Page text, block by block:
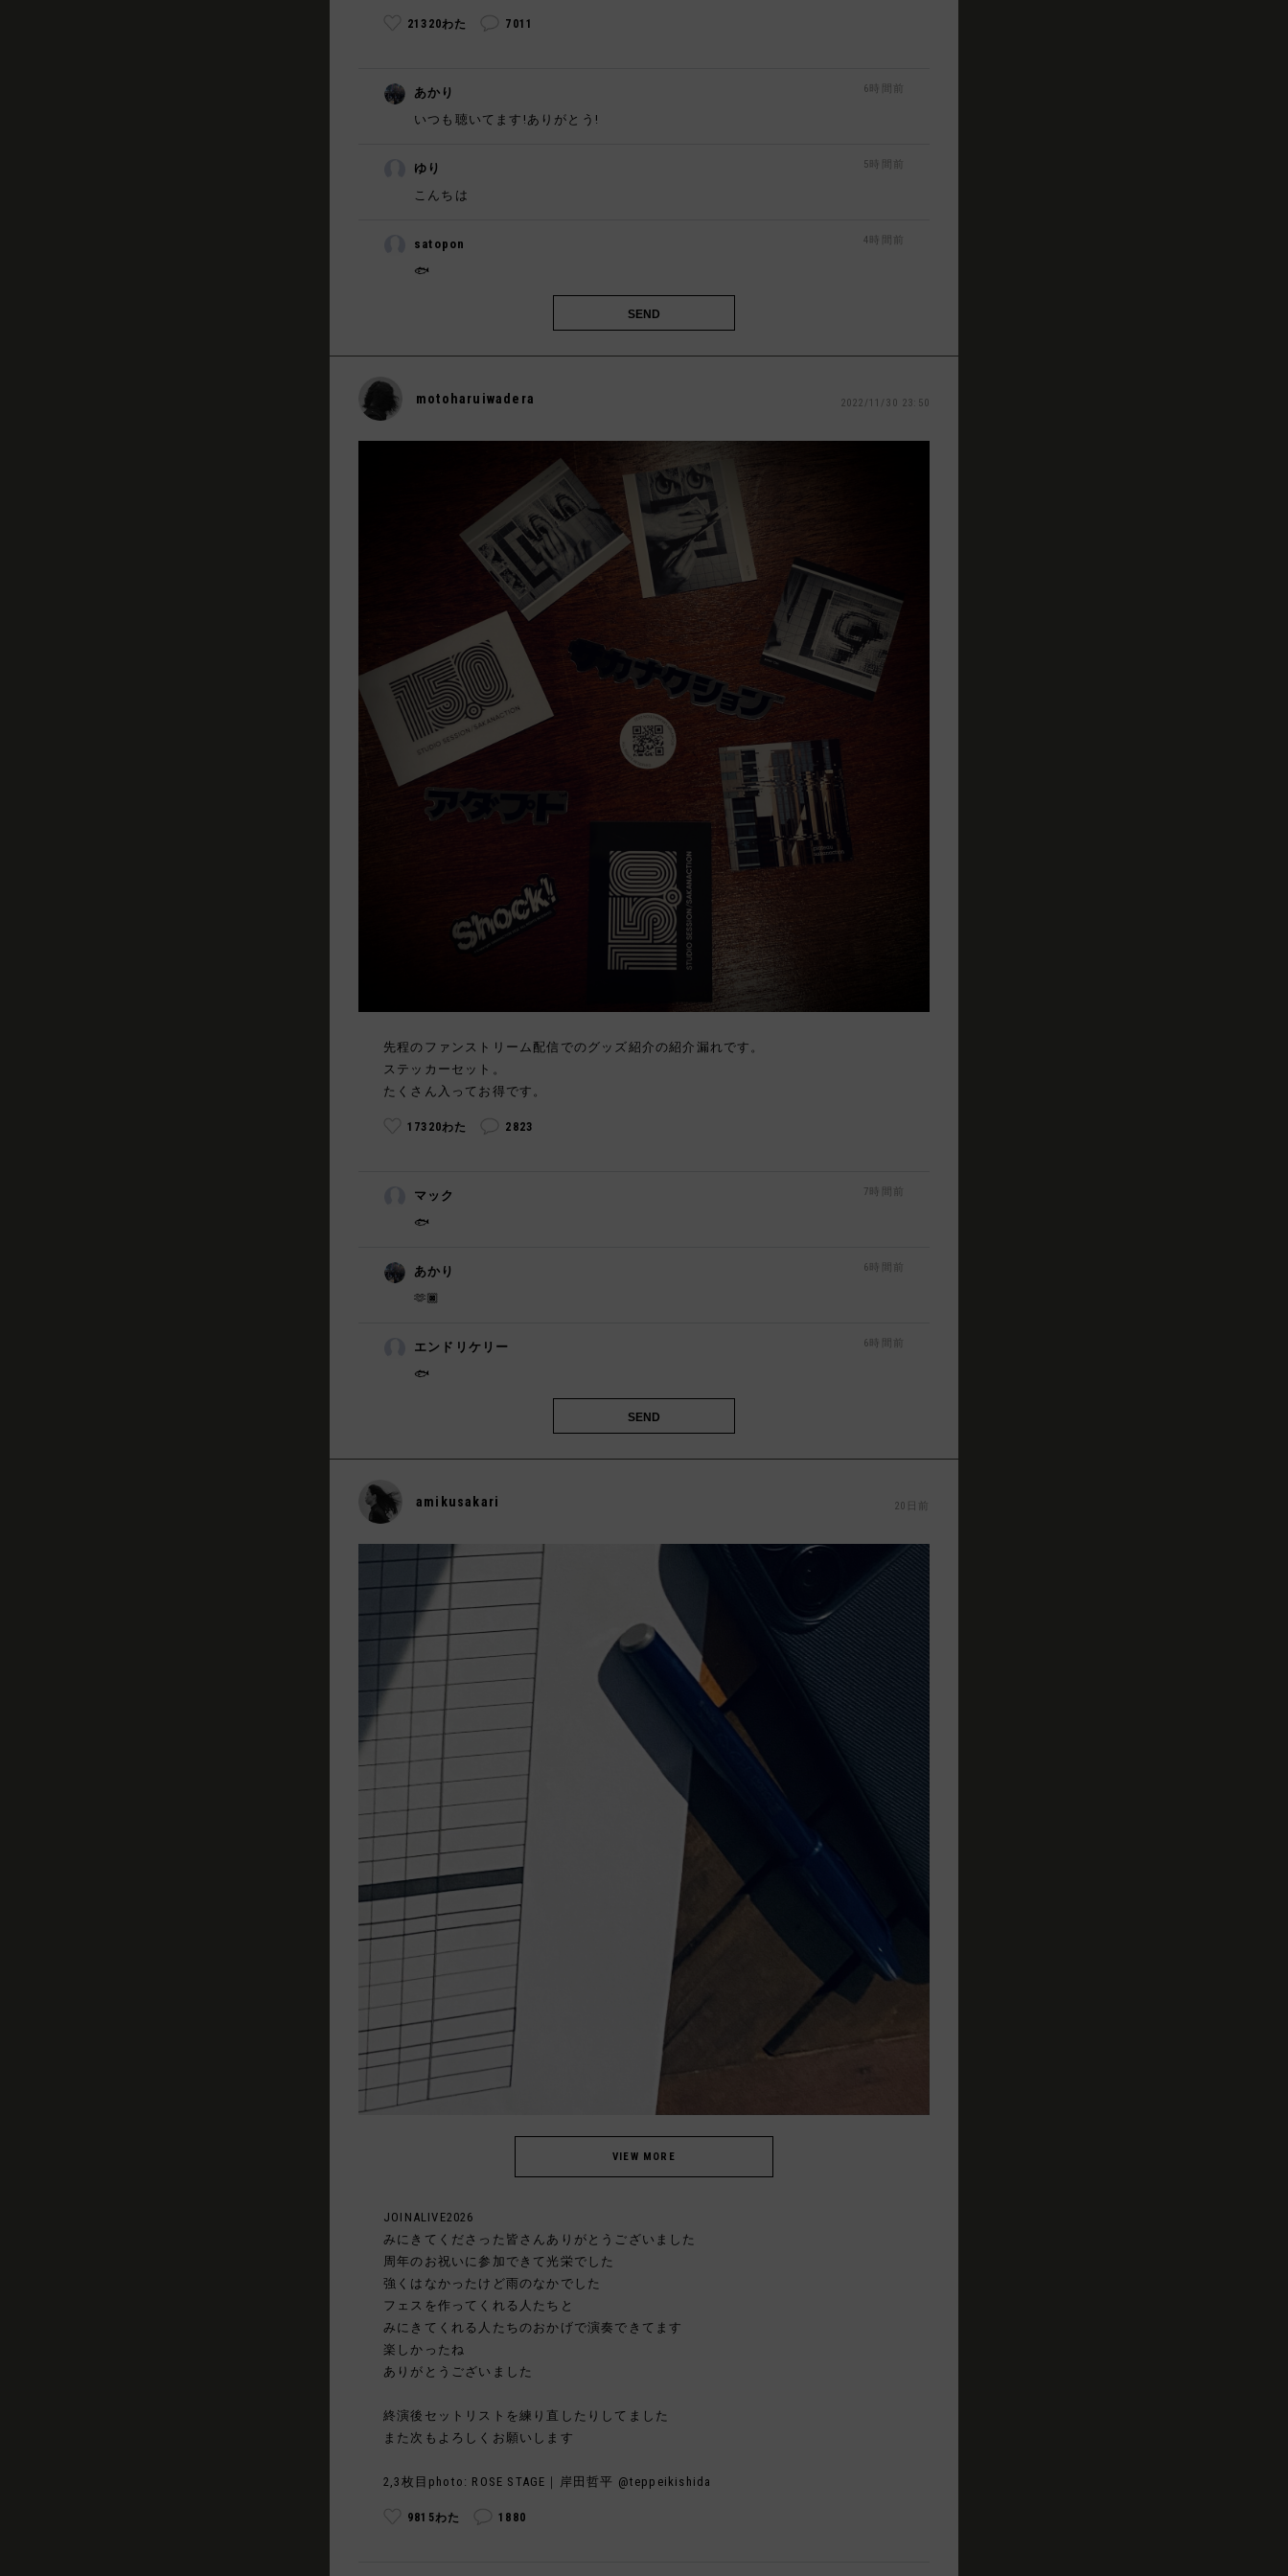
21320わた 7011
あかり
いつも聴いてます!ありがとう!
6時間前
ゆり
こんちは
5時間前
satopon
🐟
4時間前
motoharuiwadera 2022/11/30 23:50
先程のファンストリーム配信でのグッズ紹介の紹介漏れです。
ステッカーセット。
たくさん入ってお得です。
17320わた 2823
マック
🐟
7時間前
あかり
🫶🏿
6時間前
エンドリケリー
🐟️
6時間前
amikusakari 20日前
JOINALIVE2026
みにきてくださった皆さんありがとうございました
周年のお祝いに参加できて光栄でした
強くはなかったけど雨のなかでした
フェスを作ってくれる人たちと
みにきてくれる人たちのおかげで演奏できてます
楽しかったね
ありがとうございました
終演後セットリストを練り直したりしてました
また次もよろしくお願いします
2,3枚目photo: ROSE STAGE｜岸田哲平 @teppeikishida
9815わた 1880